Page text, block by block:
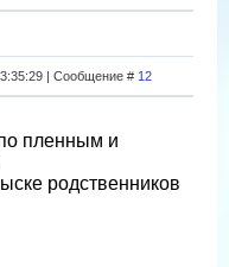
| Сообщение # 12
пленным и
родственников